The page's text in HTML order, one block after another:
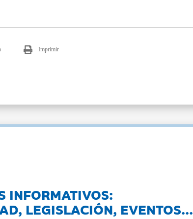
Imprimir
INFORMATIVOS:
LEGISLACIÓN, EVENTOS...